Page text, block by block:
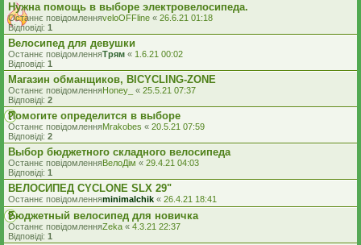
Нужна помощь в выборе электровелосипеда.
Останнє повідомленняveloOFFline « 26.6.21 01:18
Відповіді: 1
Велосипед для девушки
Останнє повідомленняТрям « 1.6.21 00:02
Відповіді: 1
Магазин обманщиков, BICYCLING-ZONE
Останнє повідомленняHoney_ « 25.5.21 07:37
Відповіді: 2
Помогите определится в выборе
Останнє повідомленняMrakobes « 20.5.21 07:59
Відповіді: 2
Выбор бюджетного складного велосипеда
Останнє повідомленняВелоДім « 29.4.21 04:03
Відповіді: 1
ВЕЛОСИПЕД CYCLONE SLX 29"
Останнє повідомленняminimalchik « 26.4.21 18:41
Бюджетный велосипед для новичка
Останнє повідомленняZeka « 4.3.21 22:37
Відповіді: 1